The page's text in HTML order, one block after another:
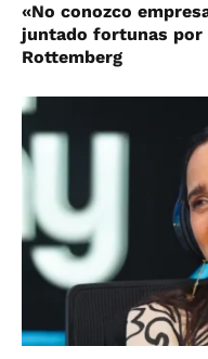
«No conozco
juntado fortunas por
Rottemberg